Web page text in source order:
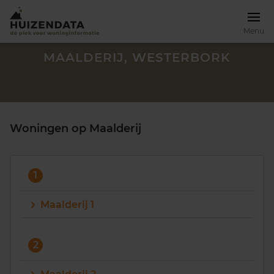
Menu
Zoek een woning
MAALDERIJ, WESTERBORK
Woningen op Maalderij
1
Maalderij 1
2